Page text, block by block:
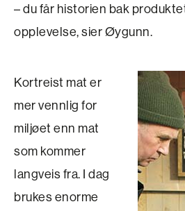
– du får historien bak
opplevelse, sier Øygunn.
Kortreist mat er
mer vennlig for
miljøet enn mat
som kommer
langveis fra. I dag
brukes enorme